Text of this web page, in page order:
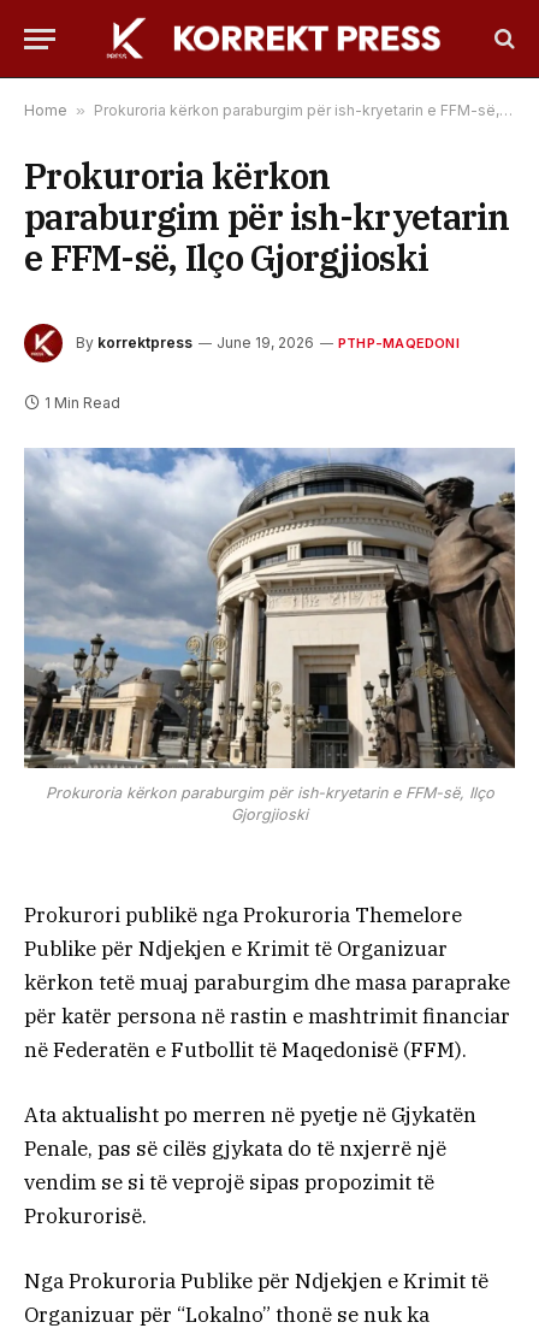
Home » Prokuroria kërkon paraburgim për ish-kryetarin e FFM-së, Ilço Gjorgjioski
Prokuroria kërkon
paraburgim për ish-kryetarin
e FFM-së, Ilço Gjorgjioski
By korrektpress June 19, 2026 PTHP-MAQEDONI
1 Min Read
Prokuroria kërkon paraburgim për ish-kryetarin e FFM-së, Ilço
Gjorgjioski
Prokurori publikë nga Prokuroria Themelore
Publike për Ndjekjen e Krimit të Organizuar
kërkon tetë muaj paraburgim dhe masa paraprake
për katër persona në rastin e mashtrimit financiar
në Federatën e Futbollit të Maqedonisë (FFM).
Ata aktualisht po merren në pyetje në Gjykatën
Penale, pas së cilës gjykata do të nxjerrë një
vendim se si të veprojë sipas propozimit të
Prokurorisë.
Nga Prokuroria Publike për Ndjekjen e Krimit të
Organizuar për “Lokalno” thonë se nuk ka